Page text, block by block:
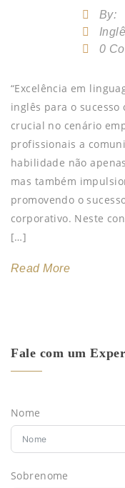
By:
0
“Excelência em
inglês para o
crucial no cenário
profissionais a
habilidade não
mas também
promovendo o
corporativo. Neste
[…]
Read More
Fale com um
Nome
Sobrenome